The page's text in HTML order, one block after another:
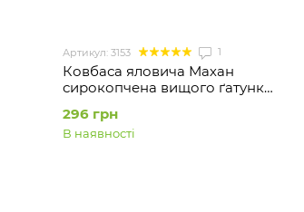
Артикул: 3153 1
Ковбаса яловича Махан
сирокопчена вищого ґатунку
296 грн
В наявності